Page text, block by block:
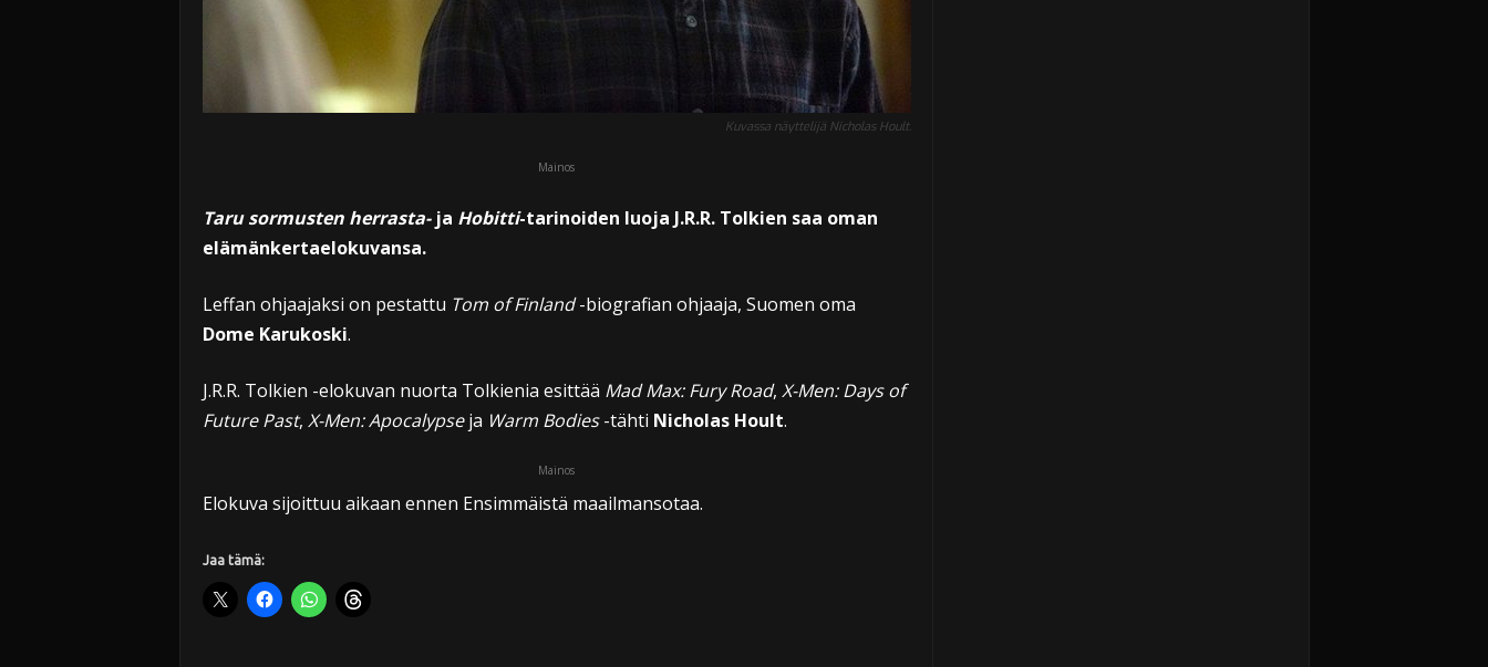
Kuvassa näyttelijä Nicholas Hoult.
Mainos
Taru sormusten herrasta-ja Hobitti-tarinoiden luoja J.R.R. Tolkien saa oman
elämänkertaelokuvansa.
Leffan ohjaajaksi on pestattu Tom of Finland-biografian ohjaaja, Suomen oma
Dome Karukoski.
J.R.R. Tolkien -elokuvan nuorta Tolkienia esittää Mad Max: Fury Road, X-Men: Days of
Future Past, X-Men: Apocalypseja Warm Bodies-tähti Nicholas Hoult.
Mainos
Elokuva sijoittuu aikaan ennen Ensimmäistä maailmansotaa.
Jaa tämä: